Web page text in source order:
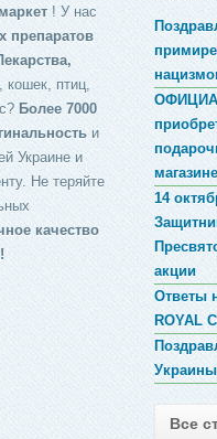
! У нас
препаратов
кошек, птиц,
Более 7000
и
Украине и
Не теряйте
качество
14
акции
Ответы
ROYAL
Все